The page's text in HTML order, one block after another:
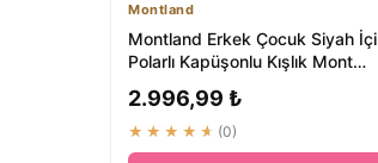
Montland
Montland Erkek Çocuk Siyah İçi
Polarlı Kapüşonlu Kışlık Mont
2.996,99 ₺
★★★★★ (0)